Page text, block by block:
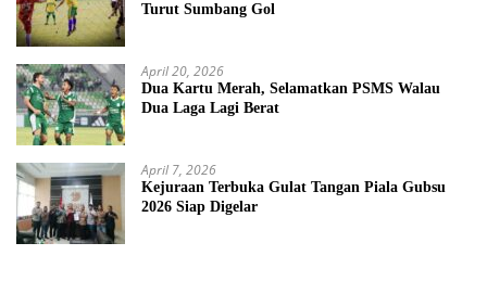
Turut Sumbang Gol
April 20, 2026
Dua Kartu Merah, Selamatkan PSMS Walau
Dua Laga Lagi Berat
April 7, 2026
Kejuraan Terbuka Gulat Tangan Piala Gubsu
2026 Siap Digelar